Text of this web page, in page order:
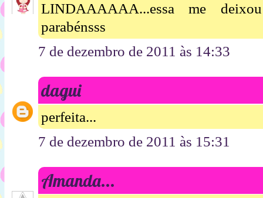
LINDAAAAAA...essa me
parabénsss
7 de dezembro de 2011 às 14:33
dagui
perfeita...
7 de dezembro de 2011 às 15:31
Amanda...